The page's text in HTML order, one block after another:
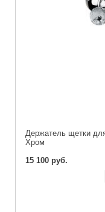
Держатель щетки
Хром
15 100 руб.